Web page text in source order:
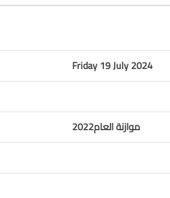
Friday 19 July 2024
موازنة العام2022